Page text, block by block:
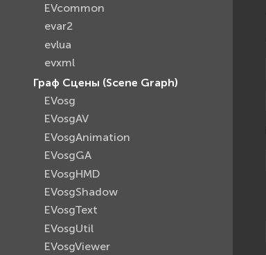
EVcommon
evar2
evlua
evxml
Граф Сцены (Scene Graph)
EVosg
EVosgAV
EVosgAnimation
EVosgGA
EVosgHMD
EVosgShadow
EVosgText
EVosgUtil
EVosgViewer